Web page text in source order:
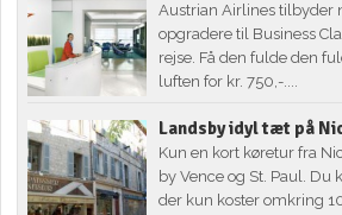
Austrian Airlines tilbyder
opgradere til Business
rejse. Få den fulde den
luften for kr. 750,-....
Landsby idyl tæt på
Kun en kort køretur fra
by Vence og St. Paul. Du
der kun koster omkring